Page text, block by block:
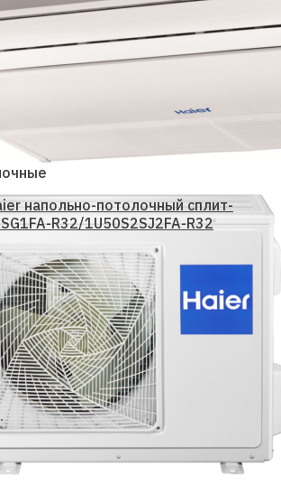
напольно-потолочный сплит-
R32/1U50S2SJ2FA-R32